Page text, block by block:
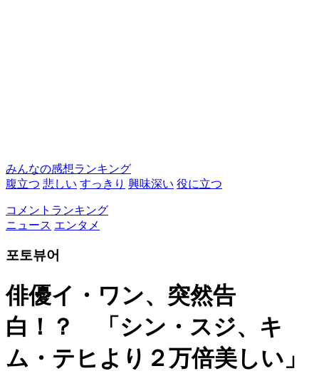
みんなの感想ランキング
腹立つ 悲しい すっきり 興味深い 役に立つ
コメントランキング
ニュース エンタメ
포토뷰어
俳優イ・ワン、突然告
白！？ 「シン・スジ、キ
ム・テヒより２万倍美しい」